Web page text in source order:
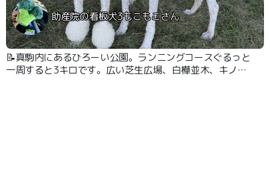
助産院の看板犬3もこもこさん
📝真駒内にあるひろーい公園。ランニングコースぐるっと
一周すると3キロです。広い芝生広場、白樺並木、キノコ